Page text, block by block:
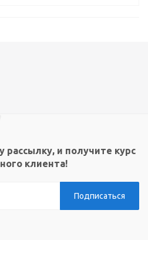
и получите курс
клиента!